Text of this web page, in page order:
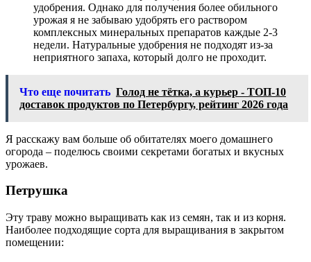
удобрения. Однако для получения более обильного
урожая я не забываю удобрять его раствором
комплексных минеральных препаратов каждые 2-3
недели. Натуральные удобрения не подходят из-за
неприятного запаха, который долго не проходит.
Что еще почитать Голод не тётка, а курьер - ТОП-10
доставок продуктов по Петербургу, рейтинг 2026 года
Я расскажу вам больше об обитателях моего домашнего
огорода – поделюсь своими секретами богатых и вкусных
урожаев.
Петрушка
Эту траву можно выращивать как из семян, так и из корня.
Наиболее подходящие сорта для выращивания в закрытом
помещении: